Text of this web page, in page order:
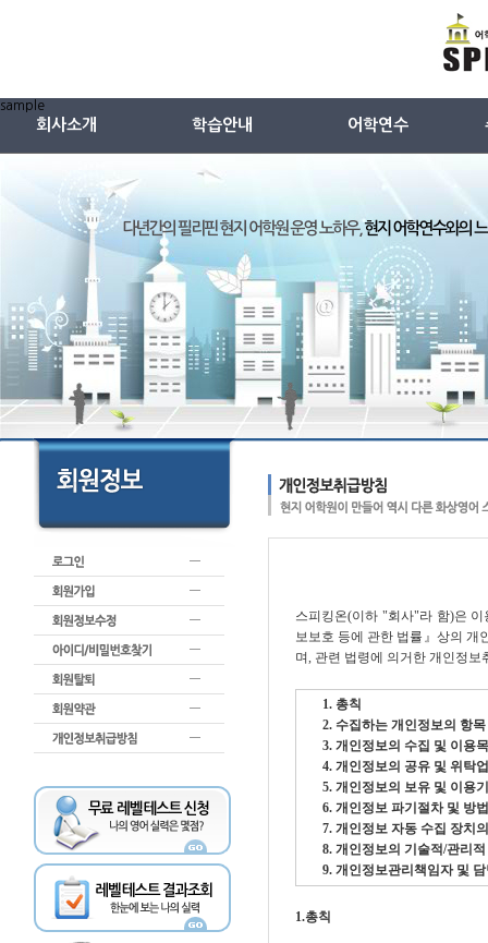
회사소개
특징(왜 스피킹온인가)
강사소개
강사선별과정
샘플수업듣기
학습안내
영어교재
중국어교재
일본어교재
어학연수
TESOL
주니어캠프
어학원시설안내
sample